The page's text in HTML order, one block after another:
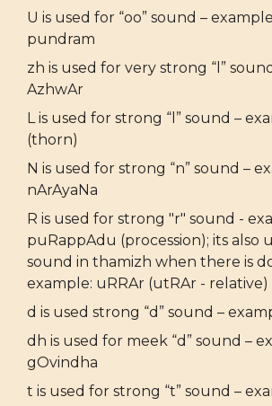
U is used for “oo” sound –
pundram
zh is used for very strong “l”
AzhwAr
L is used for strong “l” sound –
(thorn)
N is used for strong “n” sound –
nArAyaNa
R is used for strong "r" sound -
puRappAdu (procession); its also
sound in thamizh when there is
example: uRRAr (utRAr - relative)
d is used strong “d” sound –
dh is used for meek “d” sound –
gOvindha
t is used for strong “t” sound –